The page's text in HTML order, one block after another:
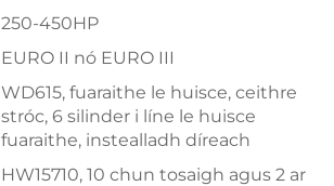
250-450HP
EURO II nó EURO III
WD615, fuaraithe le huisce, ceithre
stróc, 6 silinder i líne le huisce
fuaraithe, instealladh díreach
HW15710, 10 chun tosaigh agus 2 ar